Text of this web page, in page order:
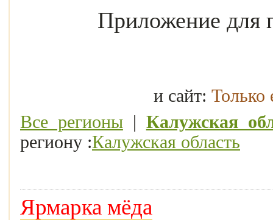
Приложение для
и сайт:
Все регионы| Калужская
региону :Калужская область
Ярмарка мёда